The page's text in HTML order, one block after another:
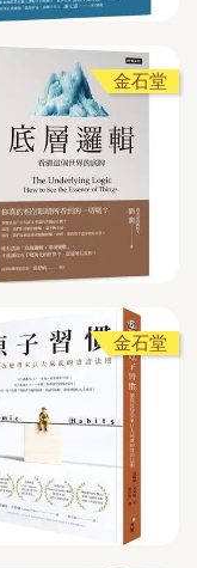
金石堂
金石堂